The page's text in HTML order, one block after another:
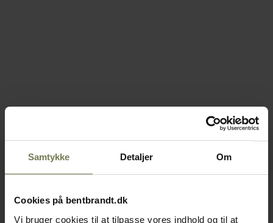
Samtykke Detaljer Om
Cookies på bentbrandt.dk
Vi bruger cookies til at tilpasse vores indhold og til at